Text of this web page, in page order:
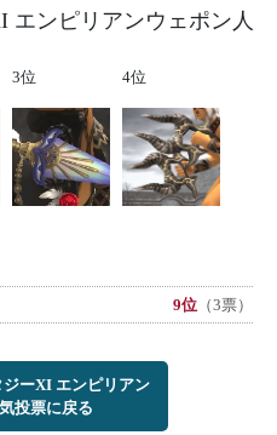
エンピリアンウェポン人
3位 4位
9位 （3票）
ーXI エンピリアン
投票に戻る